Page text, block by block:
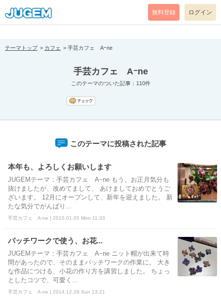
[pear_error: message="Success" code=0 mode=return level=notice
prefix="" info=""]
無料登録 ログイン
テーマトップ カフェ 手芸カフェ Aｰne
手芸カフェ Aｰne
このテーマのついた記事：110件
このテーマに投稿された記事
本年も、よろしくお願いします
JUGEMテーマ：手芸カフェ Aｰne もう、お正月気分も
抜けましたが、改めてまして、 あけましておめでとうご
ざいます。 12月にオープンして、新年を迎えました。 新
たな気分でがんばり...
手芸カフェ A-ne | 2015.01.05 Mon 11:33
パッチワークで使う、お花...
JUGEMテーマ：手芸カフェ Aｰne ニット帽が出来て時
間があったので、そのままパッチワークの作業に。 大き
な作品につける、小花の作り方を講習しました。 ちょっ
としたコツで、可愛く...
手芸カフェ A-ne | 2014.12.28 Sun 13:21